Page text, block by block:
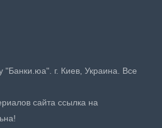
г. Киев, Украина. Все
сайта ссылка на